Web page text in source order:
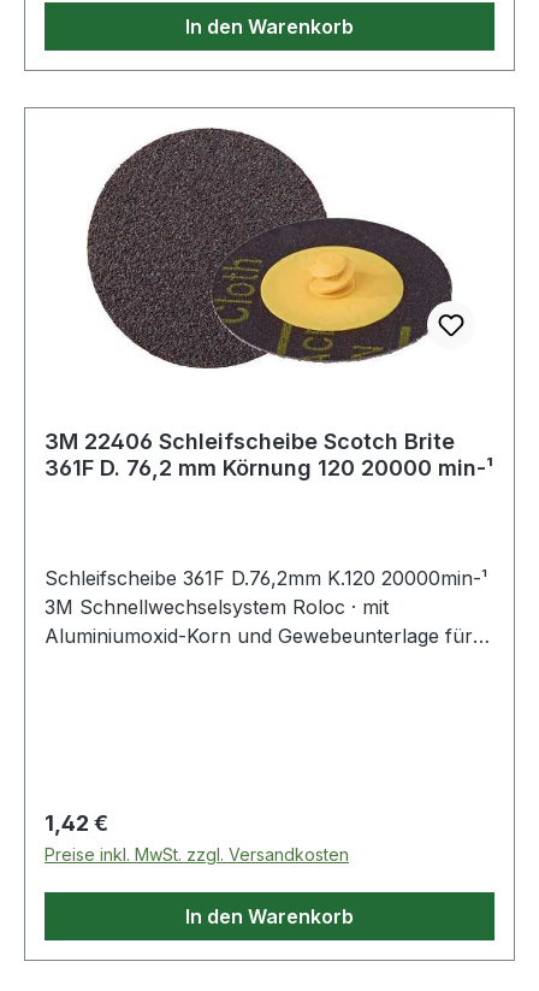
In den Warenkorb
3M 22406 Schleifscheibe Scotch Brite
361F D. 76,2 mm Körnung 120 20000 min-¹
Schleifscheibe 361F D.76,2mm K.120 20000min-¹
3M Schnellwechselsystem Roloc · mit
Aluminiumoxid-Korn und Gewebeunterlage für
Regulärer Preis:
1,42 €
Preise inkl. MwSt. zzgl. Versandkosten
In den Warenkorb